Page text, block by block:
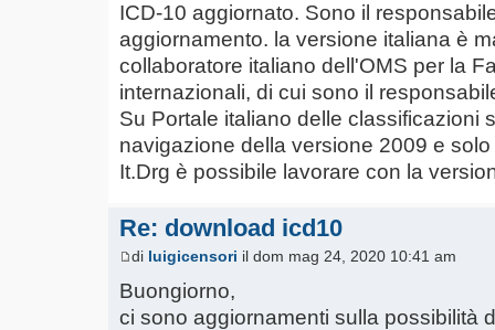
ICD-10 aggiornato. Sono il
aggiornamento. la versione italiana è
collaboratore italiano dell'OMS per la
internazionali, di cui sono il
Su Portale italiano delle classificazioni
navigazione della versione 2009 e
It.Drg è possibile lavorare con la
Re: download icd10
di luigicensori il dom mag 24, 2020 10:41 am
Buongiorno,
ci sono aggiornamenti sulla possibilità